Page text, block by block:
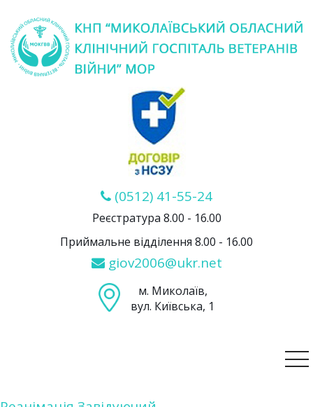
(0512) 41-55-24
Реєстратура 8.00 - 16.00
Приймальне відділення 8.00 - 16.00
giov2006@ukr.net
м. Миколаїв,
вул. Київська, 1